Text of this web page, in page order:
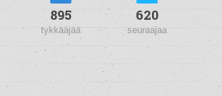
895
tykkääjää
620
seuraajaa